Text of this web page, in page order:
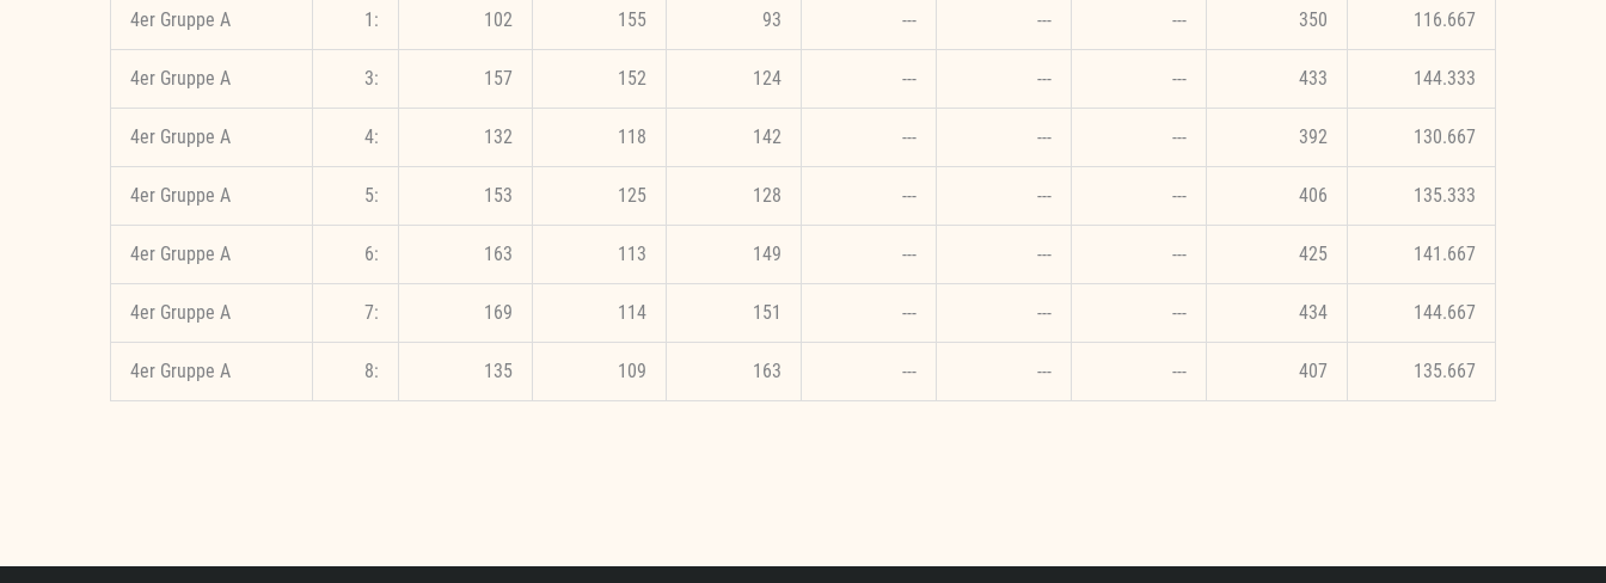
4er Gruppe A 1: 102 155 93 --- --- --- 350 116.667
4er Gruppe A 3: 157 152 124 --- --- --- 433 144.333
4er Gruppe A 4: 132 118 142 --- --- --- 392 130.667
4er Gruppe A 5: 153 125 128 --- --- --- 406 135.333
4er Gruppe A 6: 163 113 149 --- --- --- 425 141.667
4er Gruppe A 7: 169 114 151 --- --- --- 434 144.667
4er Gruppe A 8: 135 109 163 --- --- --- 407 135.667